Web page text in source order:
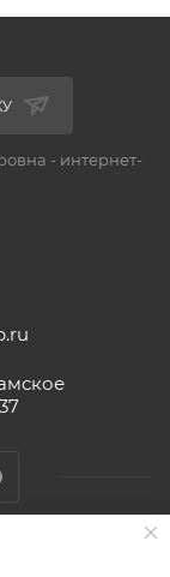
- интернет-